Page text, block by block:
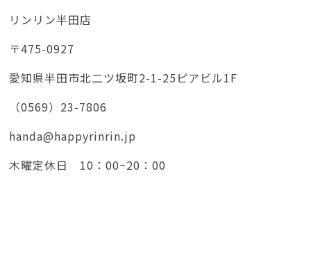
リンリン半田店
〒475-0927
愛知県半田市北二ツ坂町2-1-25ピアビル1F
（0569）23-7806
handa@happyrinrin.jp
木曜定休日 10：00~20：00